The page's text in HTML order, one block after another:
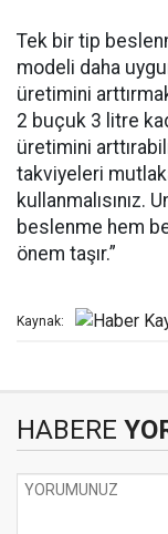
Tek bir tip
modeli daha
üretimini
2 buçuk 3 litre
üretimini
takviyeleri
kullanmalısınız.
beslenme hem
önem taşır.”
Kaynak:
HABERE